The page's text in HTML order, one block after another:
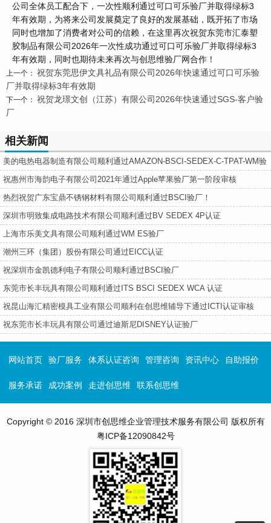
公司全体员工配合下，一次性顺利通过可口可乐验厂并取得绿标3
年有效期，为将来公司发展奠定了良好的发展基础，既开拓了市场
同时也增加了消费者对公司的信赖，在这里再次祝贺东莞市汇泰塑
胶制品有限公司2026年一次性成功通过可口可乐验厂并取得绿标3
年有效期，同时也期待未来再次与创思维验厂网合作！
上一个： 祝贺东莞思伊文具礼品有限公司2026年快速通过可口可乐验
厂并取得绿标3年有效期
下一个： 祝贺龙璟文创（江苏）有限公司2026年快速通过SGS-客户验
厂
相关新闻
美的电热电器制造有限公司顺利通过AMAZON-BSCI-SEDEX-C-TPAT-WM验
厂
祝惠州市海韵电子有限公司2021年通过Apple苹果验厂第一阶段审核
热烈祝贺广东宝鼎不锈钢材料有限公司顺利通过BSCI验厂！
深圳市明致集成电路技术有限公司顺利通过BV SEDEX 4P认证
上海市乐美文具有限公司顺利通过WM ES验厂
潮州三环（集团）股份有限公司通过EICC认证
祝深圳市金凯德利电子有限公司顺利通过BSCI验厂
东莞市长丰玩具有限公司顺利通过ITS BSCI SEDEX WCA 认证
祝昆山海汇精密模具工业有限公司顺利在创思维辅导下通过ICTI认证审核
祝东莞市长丰玩具有限公司通过迪斯尼DISNEY认证验厂
网站首页 验厂服务 体系认证咨询 管理咨询 资讯中心 自助报价
服务承诺 成功案例 走进创思维 联系创思维
Copyright © 2016 深圳市创思维企业管理技术服务有限公司 版权所有
粤ICP备12090842号